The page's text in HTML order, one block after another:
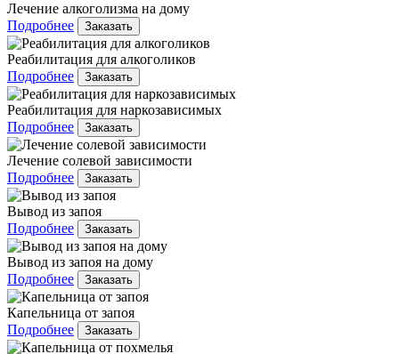
Лечение алкоголизма на дому
Подробнее
Заказать
Реабилитация для алкоголиков
Подробнее
Заказать
Реабилитация для наркозависимых
Подробнее
Заказать
Лечение солевой зависимости
Подробнее
Заказать
Вывод из запоя
Подробнее
Заказать
Вывод из запоя на дому
Подробнее
Заказать
Капельница от запоя
Подробнее
Заказать